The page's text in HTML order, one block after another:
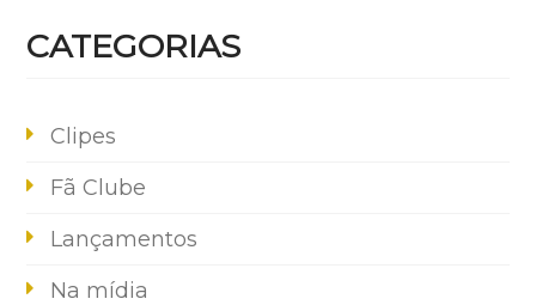
CATEGORIAS
Clipes
Fã Clube
Lançamentos
Na mídia